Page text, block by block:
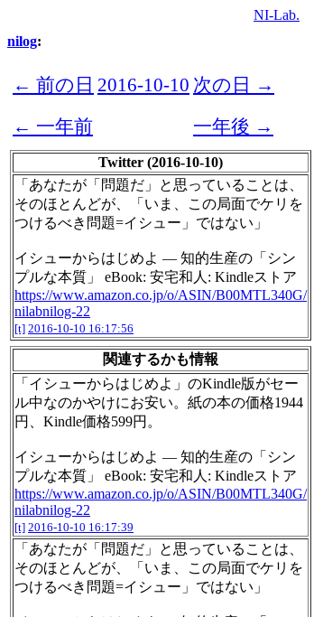
NI-Lab.
nilog:
← 前の日 2016-10-10 次の日 →
← 一年前
一年後 →
Twitter (2016-10-10)
「あなたが「問題だ」と思っていることは、
そのほとんどが、「いま、この局面でケリを
つけるべき問題=イシュー」ではない」
イシューからはじめよ ― 知的生産の「シン
プルな本質」 eBook: 安宅和人: Kindleストア
https://www.amazon.co.jp/o/ASIN/B00MTL340G/
nilabnilog-22
[t] 2016-10-10 16:17:56
関連するかも情報
「イシューからはじめよ」のKindle版がセー
ル中なのかやけにお安い。紙の本の価格1944
円、Kindle価格599円。
イシューからはじめよ ― 知的生産の「シン
プルな本質」 eBook: 安宅和人: Kindleストア
https://www.amazon.co.jp/o/ASIN/B00MTL340G/
nilabnilog-22
[t] 2016-10-10 16:17:39
「あなたが「問題だ」と思っていることは、
そのほとんどが、「いま、この局面でケリを
つけるべき問題=イシュー」ではない」